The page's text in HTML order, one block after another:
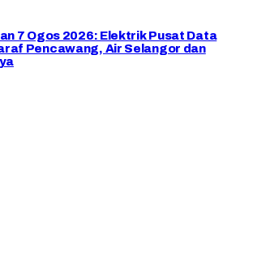
7 Ogos 2026: Elektrik Pusat Data
Pencawang, Air Selangor dan